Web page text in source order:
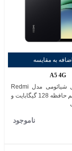
اضافه به مقایسه
A5 4G
گوشی موبایل شیائومی مدل Redmi
A5 4G دو سیم حافظه 128 گیگابایت و
ناموجود